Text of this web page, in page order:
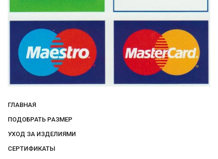
ГЛАВНАЯ
ПОДОБРАТЬ РАЗМЕР
УХОД ЗА ИЗДЕЛИЯМИ
СЕРТИФИКАТЫ